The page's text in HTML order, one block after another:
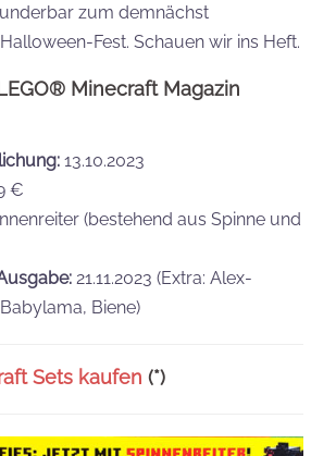
zum demnächst
Fest. Schauen wir ins Heft.
Minecraft Magazin
13.10.2023
€
(bestehend aus Spinne und
21.11.2023 (Extra: Alex-
Biene)
Sets kaufen (*)